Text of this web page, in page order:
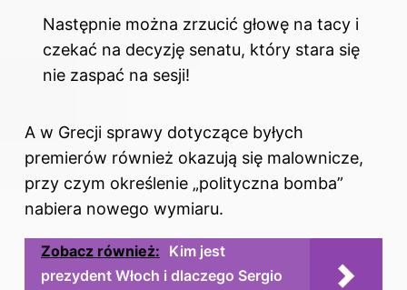
Następnie można zrzucić głowę na tacy i
czekać na decyzję senatu, który stara się
nie zaspać na sesji!
A w Grecji sprawy dotyczące byłych
premierów również okazują się malownicze,
przy czym określenie „polityczna bomba”
nabiera nowego wymiaru.
Zobacz również: Kim jest
prezydent Włoch i dlaczego Sergio